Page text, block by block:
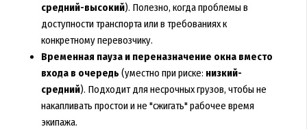
средний-высокий). Полезно, когда проблемы в
доступности транспорта или в требованиях к
конкретному перевозчику.
Временная пауза и переназначение окна вместо
входа в очередь (уместно при риске: низкий-
средний). Подходит для несрочных грузов, чтобы не
накапливать простои и не "сжигать" рабочее время
экипажа.